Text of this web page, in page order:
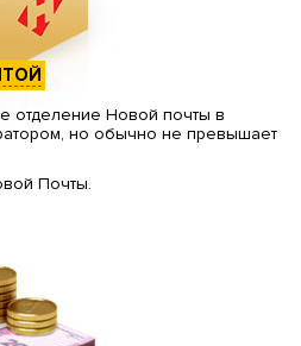
отделение Новой почты в
но обычно не превышает
Почты.